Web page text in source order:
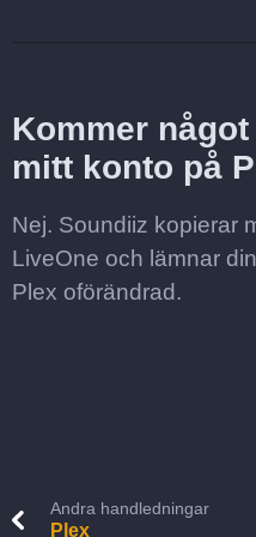
Kommer
mitt konto på
Nej. Soundiiz kopierar
LiveOne och lämnar
Plex oförändrad.
Andra handledningar
Plex